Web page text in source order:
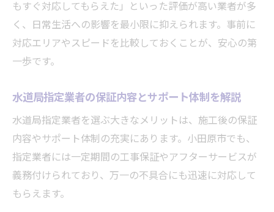
もすぐ対応してもらえた」といった評価が高い業者が多
く、日常生活への影響を最小限に抑えられます。事前に
対応エリアやスピードを比較しておくことが、安心の第
一歩です。
水道局指定業者の保証内容とサポート体制を解説
水道局指定業者を選ぶ大きなメリットは、施工後の保証
内容やサポート体制の充実にあります。小田原市でも、
指定業者には一定期間の工事保証やアフターサービスが
義務付けられており、万一の不具合にも迅速に対応して
もらえます。